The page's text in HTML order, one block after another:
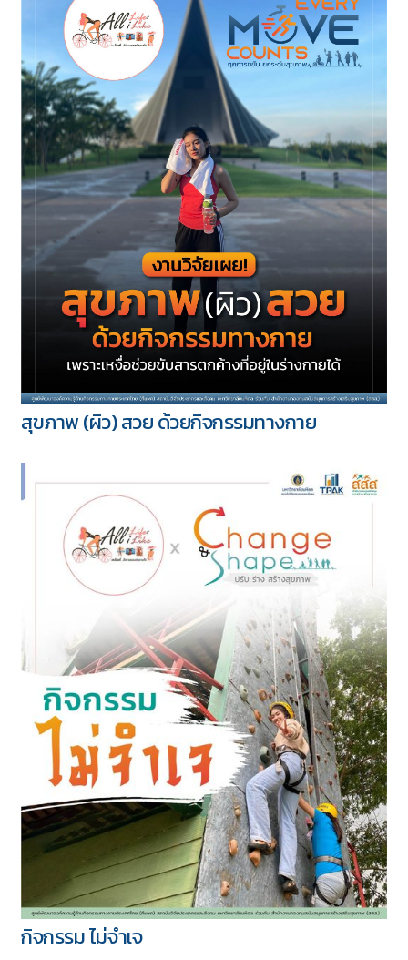
สุขภาพ (ผิว) สวย ด้วยกิจกรรมทางกาย
กิจกรรม ไม่จำเจ